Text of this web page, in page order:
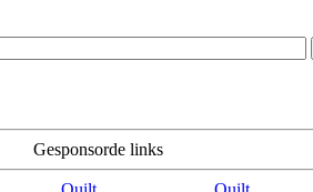
Gesponsorde links